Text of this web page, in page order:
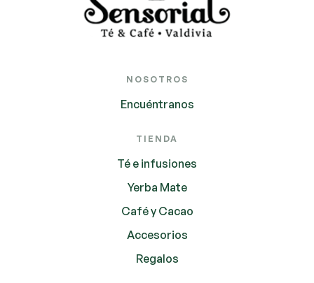
NOSOTROS
Encuéntranos
TIENDA
Té e infusiones
Yerba Mate
Café y Cacao
Accesorios
Regalos